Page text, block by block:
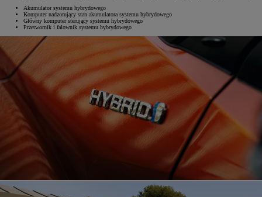
Akumulator systemu hybrydowego
Komputer nadzorujący stan akumulatora systemu hybrydowego
Główny komputer sterujący systemu hybrydowego
Przetwornik i falownik systemu hybrydowego